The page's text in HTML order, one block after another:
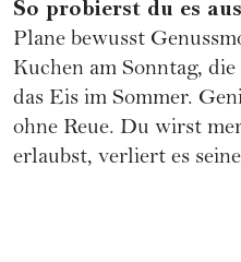
So probierst du es aus
Plane bewusst
Kuchen am Sonntag,
das Eis im Sommer.
ohne Reue. Du wirst
erlaubst, verliert es